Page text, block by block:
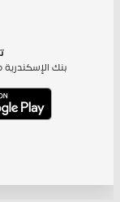
بنك